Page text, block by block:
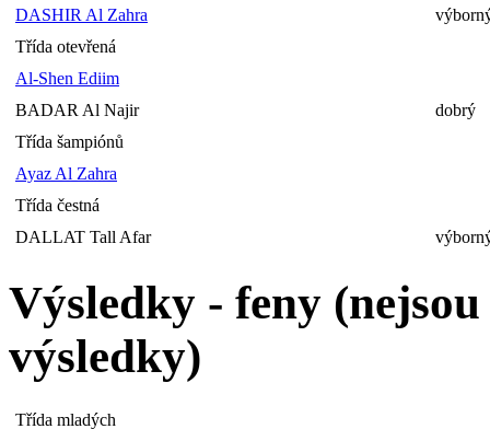
DASHIR Al Zahra
Třída otevřená
Al-Shen Ediim
BADAR Al Najir
dobrý
Třída šampiónů
Ayaz Al Zahra
Třída čestná
DALLAT Tall Afar
Výsledky - feny
výsledky)
Třída mladých